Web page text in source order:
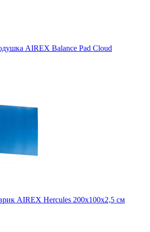
AIREX Balance Pad Cloud
AIREX Hercules 200х100х2,5 см